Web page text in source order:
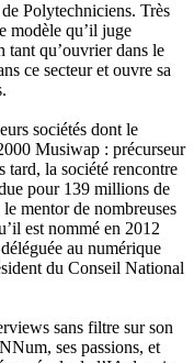
Polytechniciens. Très
modèle qu’il juge
tant qu’ouvrier dans le
ce secteur et ouvre sa
sociétés dont le
Musiwap : précurseur
tard, la société rencontre
pour 139 millions de
mentor de nombreuses
est nommé en 2012
au numérique
du Conseil National
sans filtre sur son
ses passions, et